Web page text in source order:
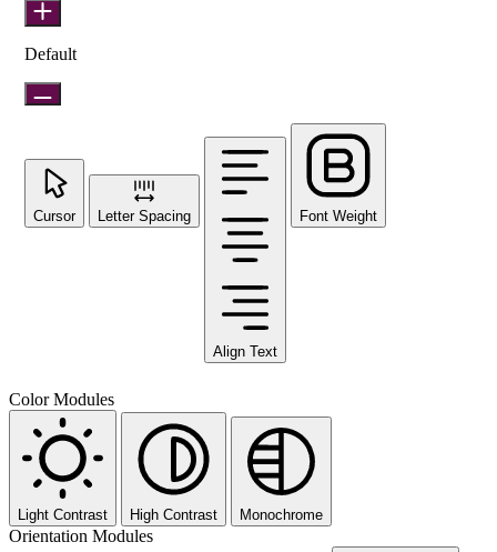
Default
Cursor Letter Spacing
Align Text
Font Weight
Color Modules
Light Contrast High Contrast Monochrome
Orientation Modules